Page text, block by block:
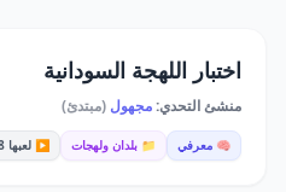
اختبار اللهجة السودانية
منشئ التحدي:مجهول (مبتدئ)
🧠 معرفي 📁 بلدان ولهجات ▶️ لعبها 4,428